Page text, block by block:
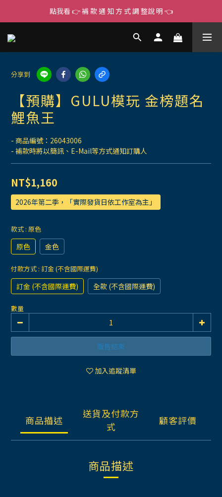
點我看 👉 補 款 通 知 方 式 調 整說 明 👈
分享到
【預購】GULU模玩 金榜題名
鯉魚王
- 商品編號：26043006
- 補款時將以簡訊、E-Mail等方式通知訂購人
NT$1,160
2026年第二季，「實際發貨日依工作室為主」
款式 : 原色
原色 金色
付款方式 : 訂金 (不含國際運費)
訂金 (不含國際運費) 全款 (不含國際運費)
數量
販售結束
加入追蹤清單
商品描述
送貨及付款方
式
顧客評價
商品描述